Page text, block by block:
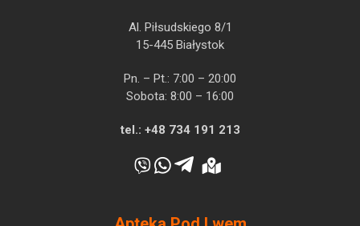
Al. Piłsudskiego 8/1
15-445 Białystok
Pn. – Pt.: 7:00 – 20:00
Sobota: 8:00 – 16:00
tel.: +48 734 191 213